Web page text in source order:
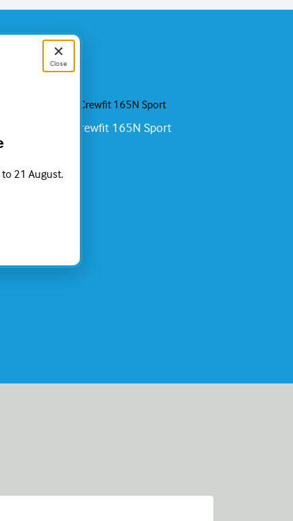
Chaleco Crewfit 165N Sport
✕
Close
21 August.